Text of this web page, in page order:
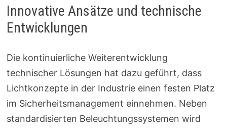
Innovative Ansätze und technische
Entwicklungen
Die kontinuierliche Weiterentwicklung
technischer Lösungen hat dazu geführt, dass
Lichtkonzepte in der Industrie einen festen Platz
im Sicherheitsmanagement einnehmen. Neben
standardisierten Beleuchtungssystemen wird